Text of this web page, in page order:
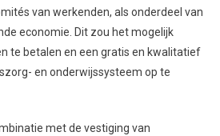
van werkenden, als onderdeel van
economie. Dit zou het mogelijk
te betalen en een gratis en kwalitatief
en onderwijssysteem op te
met de vestiging van